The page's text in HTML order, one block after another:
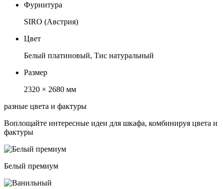
Фурнитура
SIRO (Австрия)
Цвет
Белый платиновый, Тис натуральный
Размер
2320 × 2680 мм
разные цвета и фактуры
Воплощайте интересные идеи для шкафа, комбинируя цвета и
фактуры
Белый премиум